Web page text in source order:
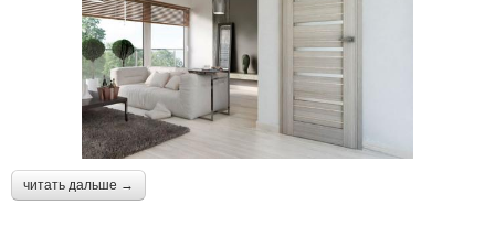
читать дальше →